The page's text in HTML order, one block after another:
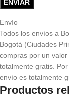
Envío
Todos los envíos a
Bogotá (Ciudades
compras por un
totalmente gratis.
envío es totalmente
Productos